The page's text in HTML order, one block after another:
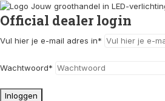
Official dealer login
Vul hier je e-mail adres in*
Wachtwoord*
Inloggen